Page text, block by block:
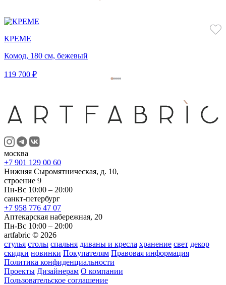
КРЕМЕ
Комод, 180 см, бежевый
119 700 ₽
москва
+7 901 129 00 60
Нижняя Сыромятническая, д. 10,
строение 9
Пн-Вс 10:00 – 20:00
санкт-петербург
+7 958 776 47 07
Аптекарская набережная, 20
Пн-Вс 10:00 – 20:00
artfabric © 2026
стулья столы спальня диваны и кресла хранение свет декор
скидки новинки Покупателям Правовая информация
Политика конфиденциальности
Проекты Дизайнерам О компании
Пользовательское соглашение